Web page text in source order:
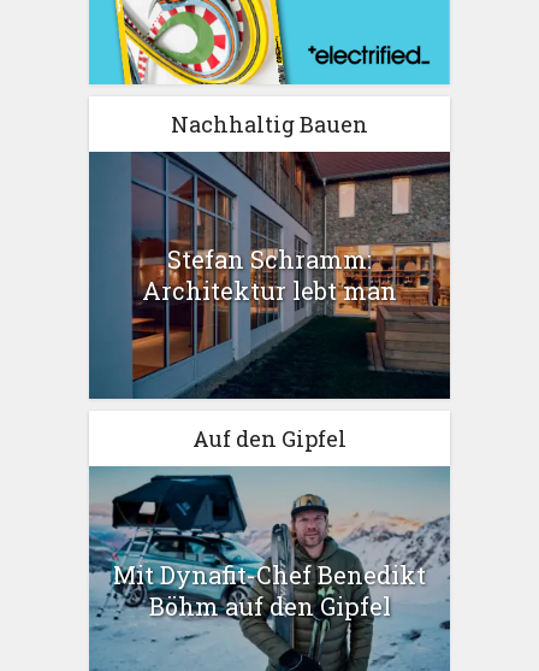
Nachhaltig Bauen
Stefan Schramm:
Architektur lebt man
Auf den Gipfel
Mit Dynafit-Chef Benedikt
Böhm auf den Gipfel